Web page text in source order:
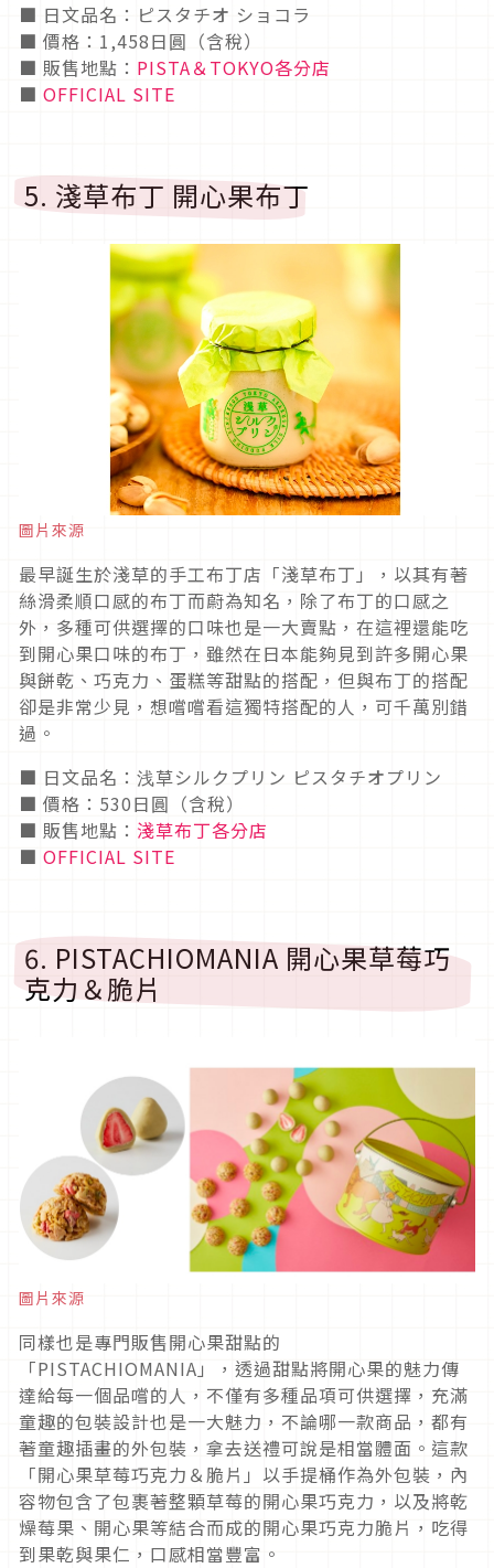
■ 日文品名：ピスタチオ ショコラ
■ 價格：1,458日圓（含稅）
■ 販售地點： PISTA＆TOKYO各分店
■ OFFICIAL SITE
5. 淺草布丁 開心果布丁
圖片來源
最早誕生於淺草的手工布丁店「淺草布丁」，以其有著
絲滑柔順口感的布丁而蔚為知名，除了布丁的口感之
外，多種可供選擇的口味也是一大賣點，在這裡還能吃
到開心果口味的布丁，雖然在日本能夠見到許多開心果
與餅乾、巧克力、蛋糕等甜點的搭配，但與布丁的搭配
卻是非常少見，想嚐嚐看這獨特搭配的人，可千萬別錯
過。
■ 日文品名：浅草シルクプリン ピスタチオプリン
■ 價格：530日圓（含稅）
■ 販售地點： 淺草布丁各分店
■ OFFICIAL SITE
6. PISTACHIOMANIA 開心果草莓巧
克力＆脆片
圖片來源
同樣也是專門販售開心果甜點的
「PISTACHIOMANIA」，透過甜點將開心果的魅力傳
達給每一個品嚐的人，不僅有多種品項可供選擇，充滿
童趣的包裝設計也是一大魅力，不論哪一款商品，都有
著童趣插畫的外包裝，拿去送禮可說是相當體面。這款
「開心果草莓巧克力＆脆片」以手提桶作為外包裝，內
容物包含了包裹著整顆草莓的開心果巧克力，以及將乾
燥莓果、開心果等結合而成的開心果巧克力脆片，吃得
到果乾與果仁，口感相當豐富。